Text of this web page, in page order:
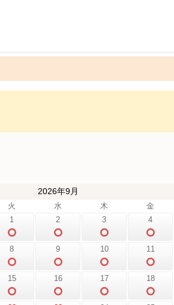
2026年9月
火 水 木 金
1
2 3 4
8 9 10 11
15 16 17 18